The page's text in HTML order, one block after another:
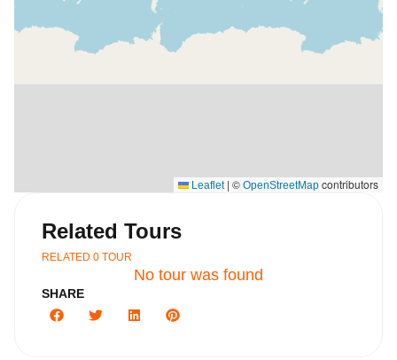
Leaflet | © OpenStreetMap contributors
Related Tours
RELATED 0 TOUR
No tour was found
SHARE